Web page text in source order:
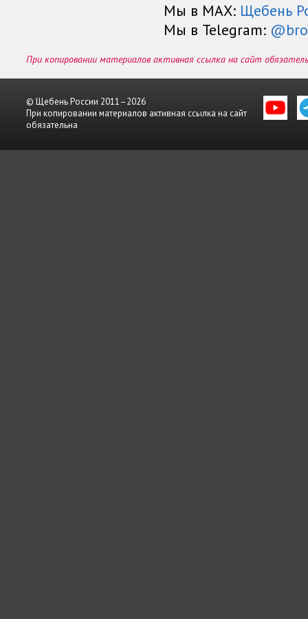
Мы в МАХ: Щебень
Мы в Telegram:
При копировании материалов активная ссылка на сайт
© Щебень России 2011–2026
При копировании материалов активная ссылка на сайт
обязательна